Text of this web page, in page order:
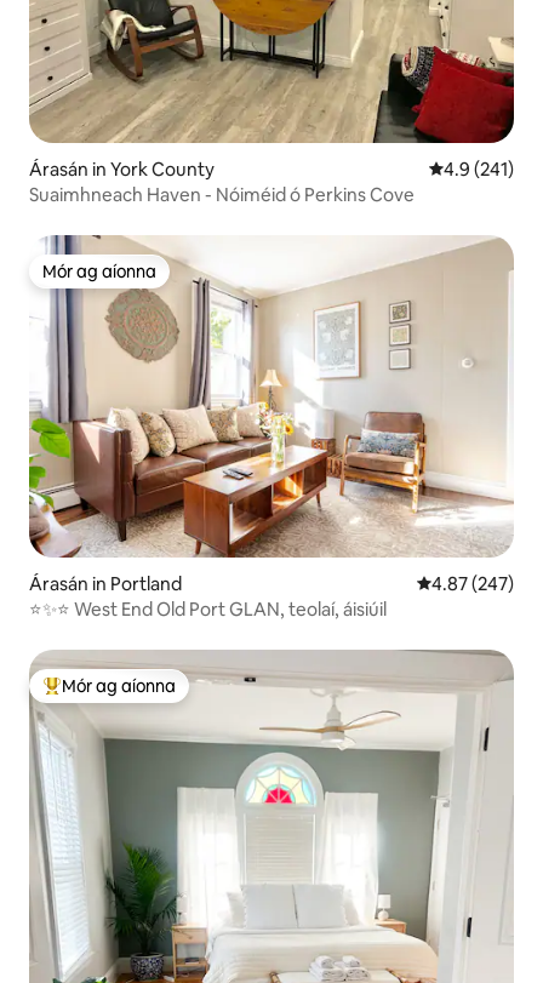
Árasán in York County Meánrátáil
4.9 (241)
Suaimhneach Haven - Nóiméid ó Perkins Cove
Mór ag aíonna
Mór ag aíonna
Árasán in Portland Meánrátáil
4.87 (247)
⭐️✨⭐️ West End Old Port GLAN, teolaí, áisiúil
An-mhór ag aíonna
Mór ag aíonna